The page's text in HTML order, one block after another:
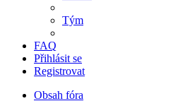
Tým
FAQ
Přihlásit se
Registrovat
Obsah fóra